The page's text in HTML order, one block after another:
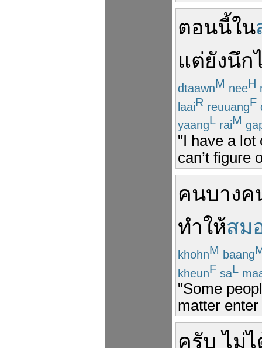
ตอนนี้ใน
แต่ยังนึก
dtaawnM neeH
laaiR reuuangF
yaangL raiM
"I have a lot
can’t figure
คนบางค
ทำให้สม
khohnM baang
kheunF saL
"Some
matter
ครับ ไม่